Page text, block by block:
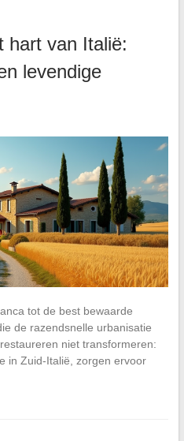
hart van Italië:
levendige
tot de best bewaarde
de razendsnelle urbanisatie
niet transformeren:
in Zuid-Italië, zorgen ervoor